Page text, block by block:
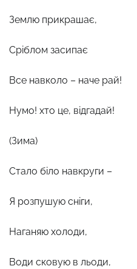
Землю прикрашає,
Сріблом засипає
Все навколо – наче рай!
Нумо! хто це, відгадай!
(Зима)
Стало біло навкруги –
Я розпушую сніги,
Наганяю холоди,
Води сковую в льоди,